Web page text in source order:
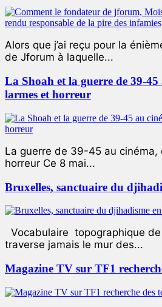
Alors que j’ai reçu pour la
de Jforum à laquelle...
La Shoah et la guerre de 39-
larmes et horreur
La guerre de 39-45 au cinéma,
horreur Ce 8 mai...
Bruxelles, sanctuaire du
Vocabulaire topographique
traverse jamais le mur des...
Magazine TV sur TF1